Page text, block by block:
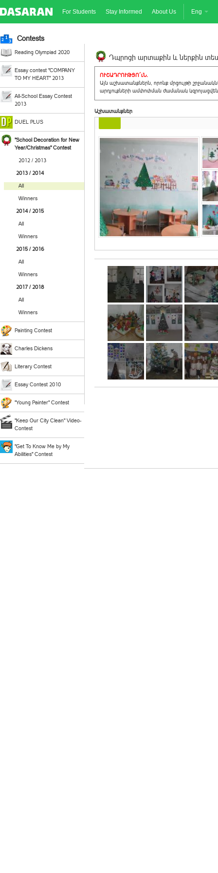
For Students Stay Informed About Us Eng
Contests
Reading Olympiad 2020
Essay contest "COMPANY
TO MY HEART" 2013
All-School Essay Contest
2013
DUEL PLUS
"School Decoration for New
Year/Christmas" Contest
2012 / 2013
2013 / 2014
All
Winners
2014 / 2015
All
Winners
2015 / 2016
All
Winners
2017 / 2018
All
Winners
Painting Contest
Charles Dickens
Literary Contest
Essay Contest 2010
"Young Painter" Contest
"Keep Our City Clean" Video-
Contest
"Get To Know Me by My
Abilities" Contest
Դպրոցի արտաքին և ներքին
ՈՒՇԱԴՐՈՒԹՅՈ´ւՆ.
Այն աշխատանքներն, որոնք մրցույթի
արդյուքների ամփոփման ժամանակ
Աշխատանքներ